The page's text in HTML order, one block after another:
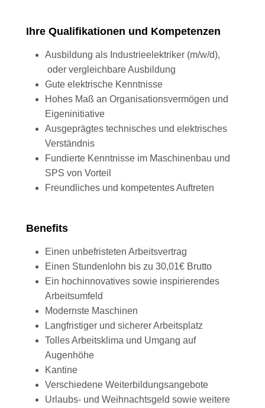
Ihre Qualifikationen und Kompetenzen
Ausbildung als Industrieelektriker (m/w/d),
oder vergleichbare Ausbildung
Gute elektrische Kenntnisse
Hohes Maß an Organisationsvermögen und
Eigeninitiative
Ausgeprägtes technisches und elektrisches
Verständnis
Fundierte Kenntnisse im Maschinenbau und
SPS von Vorteil
Freundliches und kompetentes Auftreten
Benefits
Einen unbefristeten Arbeitsvertrag
Einen Stundenlohn bis zu 30,01€ Brutto
Ein hochinnovatives sowie inspirierendes
Arbeitsumfeld
Modernste Maschinen
Langfristiger und sicherer Arbeitsplatz
Tolles Arbeitsklima und Umgang auf
Augenhöhe
Kantine
Verschiedene Weiterbildungsangebote
Urlaubs- und Weihnachtsgeld sowie weitere